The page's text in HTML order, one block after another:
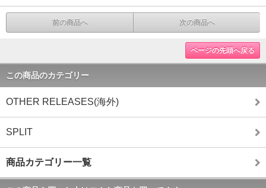
前の商品へ 次の商品へ
ページの先頭へ戻る
この商品のカテゴリー
OTHER RELEASES(海外)
SPLIT
商品カテゴリー一覧